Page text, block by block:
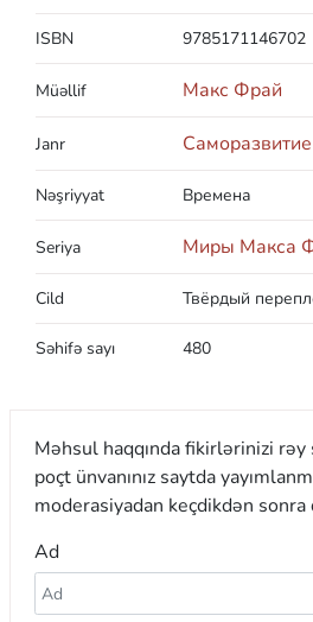
ISBN 9785171146702
Müəllif Макс Фрай
Janr Саморазвитие
Nəşriyyat Времена
Seriya Миры Макса
Cild Твёрдый
Səhifə sayı 480
Məhsul haqqında fikirlərinizi rəy
poçt ünvanınız saytda
moderasiyadan keçdikdən sonra
Ad